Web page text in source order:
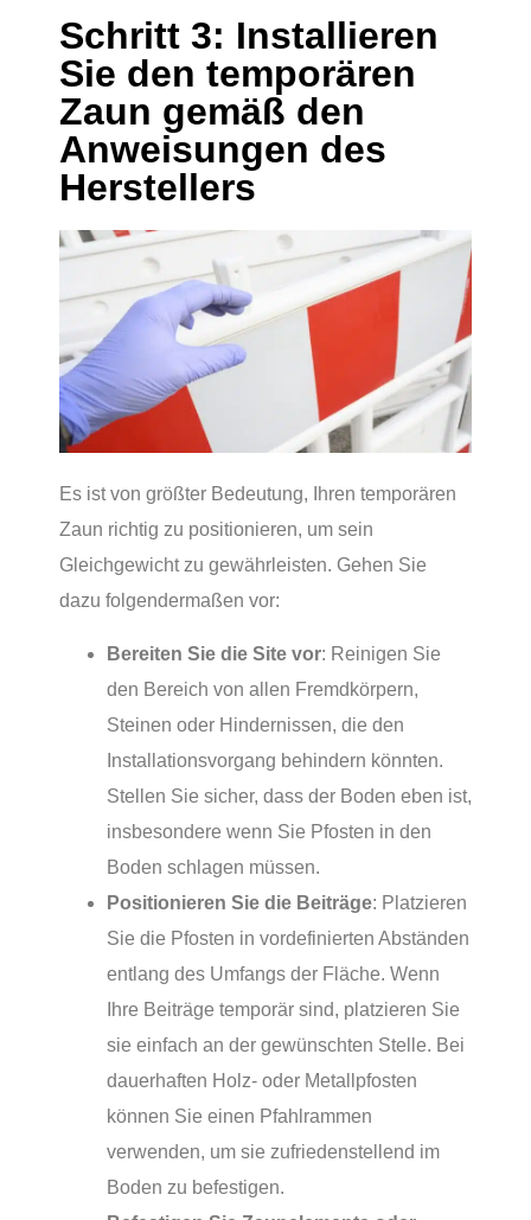
Schritt 3: Installieren
Sie den temporären
Zaun gemäß den
Anweisungen des
Herstellers
Es ist von größter Bedeutung, Ihren temporären
Zaun richtig zu positionieren, um sein
Gleichgewicht zu gewährleisten. Gehen Sie
dazu folgendermaßen vor:
Bereiten Sie die Site vor: Reinigen Sie
den Bereich von allen Fremdkörpern,
Steinen oder Hindernissen, die den
Installationsvorgang behindern könnten.
Stellen Sie sicher, dass der Boden eben ist,
insbesondere wenn Sie Pfosten in den
Boden schlagen müssen.
Positionieren Sie die Beiträge: Platzieren
Sie die Pfosten in vordefinierten Abständen
entlang des Umfangs der Fläche. Wenn
Ihre Beiträge temporär sind, platzieren Sie
sie einfach an der gewünschten Stelle. Bei
dauerhaften Holz- oder Metallpfosten
können Sie einen Pfahlrammen
verwenden, um sie zufriedenstellend im
Boden zu befestigen.